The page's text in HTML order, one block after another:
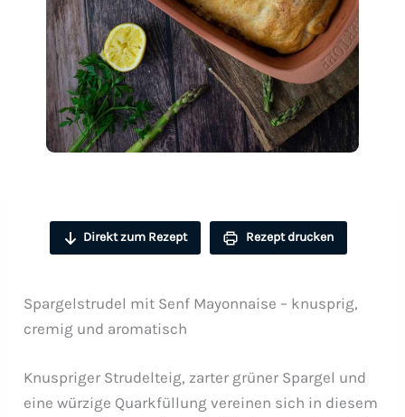
Direkt zum Rezept Rezept drucken
Spargelstrudel mit Senf Mayonnaise – knusprig,
cremig und aromatisch
Knuspriger Strudelteig, zarter grüner Spargel und
eine würzige Quarkfüllung vereinen sich in diesem